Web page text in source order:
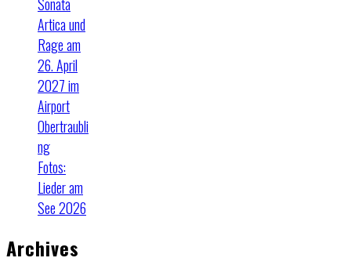
Artica und
Rage am
26. April
2027 im
Airport
Obertraubli
ng
Fotos:
Lieder am
See 2026
Archives